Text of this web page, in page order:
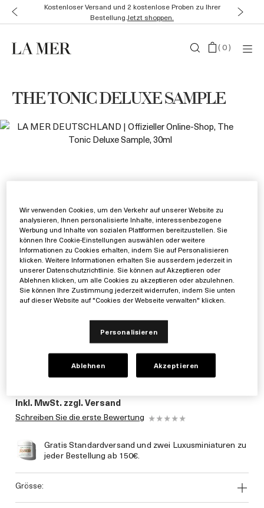
Kostenloser Versand und 2 kostenlose Proben zu Ihrer
Bestellung.Jetzt shoppen.
(0)
THE TONIC DELUXE SAMPLE
Inkl. MwSt. zzgl. Versand
Schreiben Sie die erste Bewertung
Gratis Standardversand und zwei Luxusminiaturen zu
jeder Bestellung ab 150€.
grösse:
Wir verwenden Cookies, um den Verkehr auf unserer Website zu
analysieren, Ihnen personalisierte Inhalte, interessenbezogene
Werbung und Inhalte von sozialen Plattformen bereitzustellen. Sie
können Ihre Cookie-Einstellungen auswählen oder weitere
Informationen zu Cookies erhalten, indem Sie auf Personalisieren
klicken. Weitere Informationen erhalten Sie ausserdem jederzeit in
unserer Datenschutzrichtlinie. Sie können auf Akzeptieren oder
Ablehnen klicken, um alle Cookies zu akzeptieren oder abzulehnen.
Sie können Ihre Zustimmung jederzeit widerrufen, indem Sie unten
auf dieser Website auf "Cookies der Webseite verwalten" klicken.
Personalisieren
Ablehnen Akzeptieren